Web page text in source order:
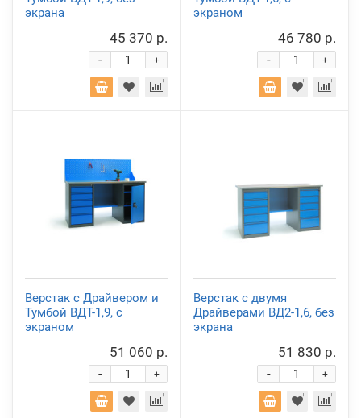
экрана
45 370 р.
+
-
экраном
46 780 р.
+
-
Верстак с Драйвером и
Тумбой ВДТ-1,9, с
экраном
51 060 р.
+
-
Верстак с двумя
Драйверами ВД2-1,6, без
экрана
51 830 р.
+
-